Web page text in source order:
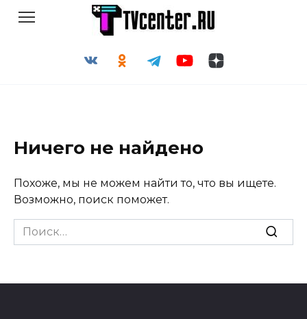
Ничего не найдено
Похоже, мы не можем найти то, что вы ищете.
Возможно, поиск поможет.
Search
for: